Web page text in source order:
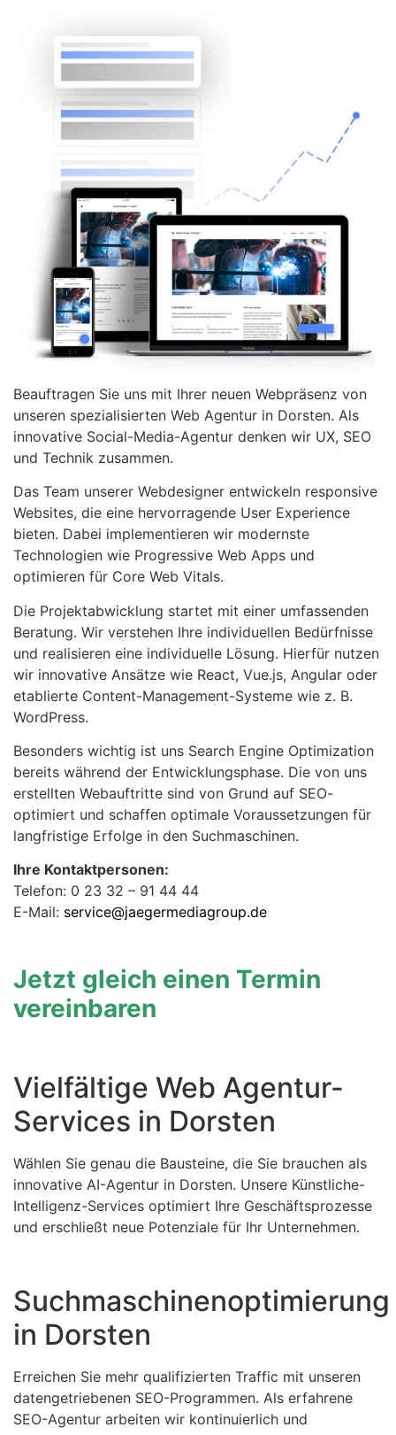
Beauftragen Sie uns mit Ihrer neuen Webpräsenz von
unseren spezialisierten Web Agentur in Dorsten. Als
innovative Social-Media-Agentur denken wir UX, SEO
und Technik zusammen.
Das Team unserer Webdesigner entwickeln responsive
Websites, die eine hervorragende User Experience
bieten. Dabei implementieren wir modernste
Technologien wie Progressive Web Apps und
optimieren für Core Web Vitals.
Die Projektabwicklung startet mit einer umfassenden
Beratung. Wir verstehen Ihre individuellen Bedürfnisse
und realisieren eine individuelle Lösung. Hierfür nutzen
wir innovative Ansätze wie React, Vue.js, Angular oder
etablierte Content-Management-Systeme wie z. B.
WordPress.
Besonders wichtig ist uns Search Engine Optimization
bereits während der Entwicklungsphase. Die von uns
erstellten Webauftritte sind von Grund auf SEO-
optimiert und schaffen optimale Voraussetzungen für
langfristige Erfolge in den Suchmaschinen.
Ihre Kontaktpersonen:
Telefon: 0 23 32 – 91 44 44
E-Mail: service@jaegermediagroup.de
Jetzt gleich einen Termin
vereinbaren
Vielfältige Web Agentur-
Services in Dorsten
Wählen Sie genau die Bausteine, die Sie brauchen als
innovative AI-Agentur in Dorsten. Unsere Künstliche-
Intelligenz-Services optimiert Ihre Geschäftsprozesse
und erschließt neue Potenziale für Ihr Unternehmen.
Suchmaschinenoptimierung
in Dorsten
Erreichen Sie mehr qualifizierten Traffic mit unseren
datengetriebenen SEO-Programmen. Als erfahrene
SEO-Agentur arbeiten wir kontinuierlich und